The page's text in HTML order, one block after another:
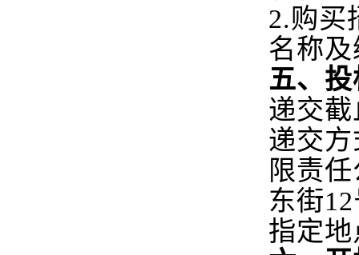
2.购买
名称
五、
递交截
递交
限责
东街
指定